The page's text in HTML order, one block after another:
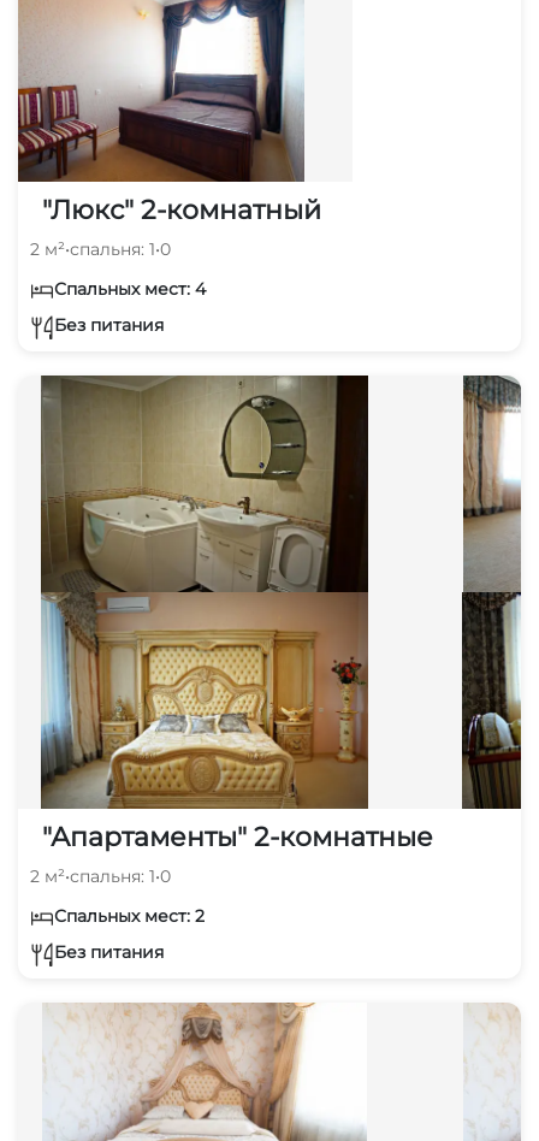
"Люкс" 2-комнатный
2 м²•спальня: 1•0
Спальных мест: 4
Без питания
"Апартаменты" 2-комнатные
2 м²•спальня: 1•0
Спальных мест: 2
Без питания